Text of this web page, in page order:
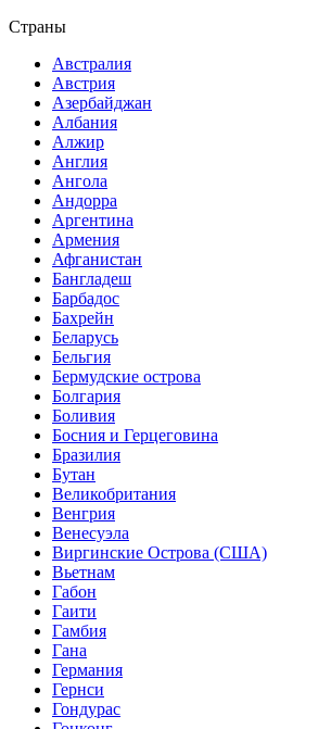
Страны
Австралия
Австрия
Азербайджан
Албания
Алжир
Англия
Ангола
Андорра
Аргентина
Армения
Афганистан
Бангладеш
Барбадос
Бахрейн
Беларусь
Бельгия
Бермудские острова
Болгария
Боливия
Босния и Герцеговина
Бразилия
Бутан
Великобритания
Венгрия
Венесуэла
Виргинские Острова (США)
Вьетнам
Габон
Гаити
Гамбия
Гана
Германия
Гернси
Гондурас